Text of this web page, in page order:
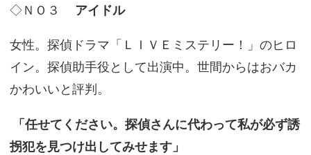
◇ＮＯ３ アイドル
女性。探偵ドラマ「ＬＩＶＥミステリー！」のヒロ
イン。探偵助手役として出演中。世間からはおバカ
かわいいと評判。
「任せてください。探偵さんに代わって私が必ず誘
拐犯を見つけ出してみせます」